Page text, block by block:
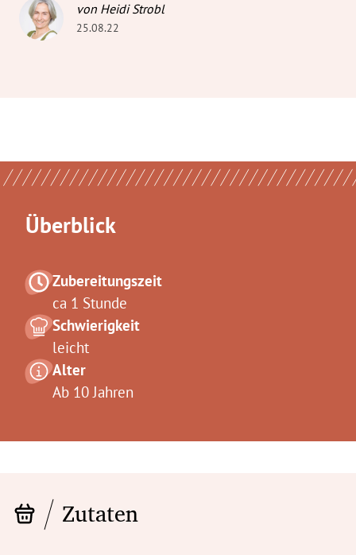
von Heidi Strobl
25.08.22
Überblick
Zubereitungszeit
ca 1 Stunde
Schwierigkeit
leicht
Alter
Ab 10 Jahren
Zutaten